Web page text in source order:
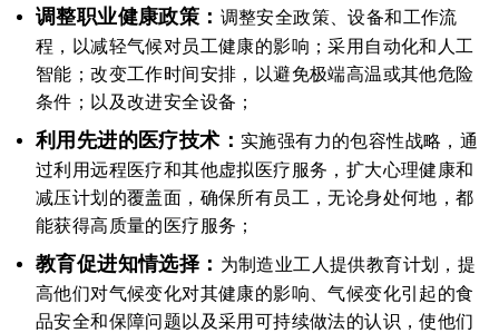
调整职业健康政策： 调整安全政策、设备和工作流
程，以减轻气候对员工健康的影响；采用自动化和人工
智能；改变工作时间安排，以避免极端高温或其他危险
条件；以及改进安全设备；
利用先进的医疗技术： 实施强有力的包容性战略，通
过利用远程医疗和其他虚拟医疗服务，扩大心理健康和
减压计划的覆盖面，确保所有员工，无论身处何地，都
能获得高质量的医疗服务；
教育促进知情选择： 为制造业工人提供教育计划，提
高他们对气候变化对其健康的影响、气候变化引起的食
品安全和保障问题以及采用可持续做法的认识，使他们